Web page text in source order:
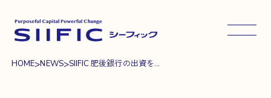
メニュ
HOME>NEWS>SIIFIC 肥後銀行の出資を...